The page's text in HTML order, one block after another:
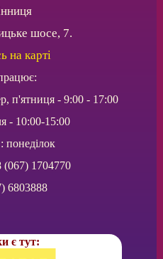
шосе, 7.
на карті
п'ятниця - 9:00 - 17:00
- 10:00-15:00
понеділок
(067) 1704770
6803888
є тут: